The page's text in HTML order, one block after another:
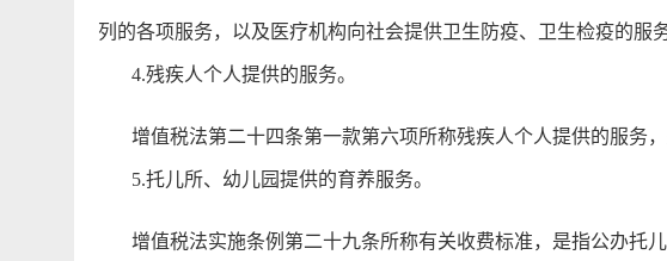
列的各项服务，以及医疗机构向社会提供卫生防疫、卫生检疫的服务
4.残疾人个人提供的服务。
增值税法第二十四条第一款第六项所称残疾人个人提供的服务，
5.托儿所、幼儿园提供的育养服务。
增值税法实施条例第二十九条所称有关收费标准，是指公办托